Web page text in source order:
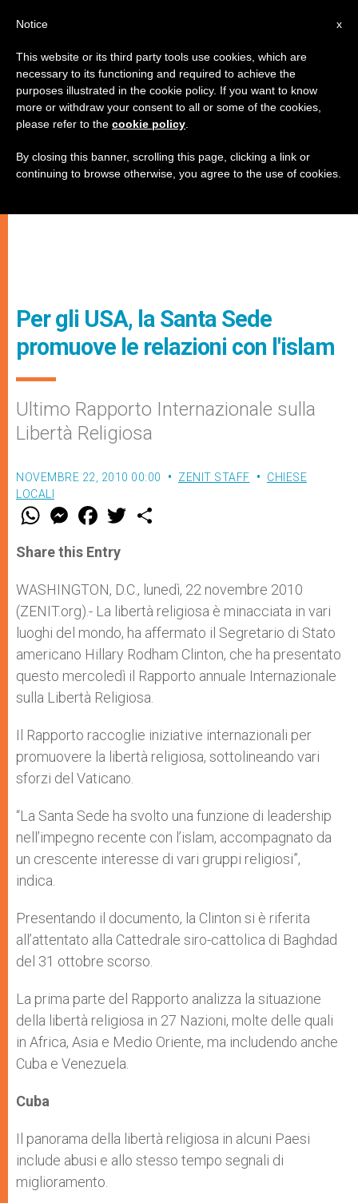
Per gli USA, la Santa Sede
promuove le relazioni con l'islam
Ultimo Rapporto Internazionale sulla
Libertà Religiosa
NOVEMBRE 22, 2010 00:00 ZENIT STAFF
CHIESE
LOCALI
W
t
s
p
p
M
e
s
e
g
e
r
F
a
e
b
o
k
w
r
Share this Entry
WASHINGTON, D.C., lunedì, 22 novembre 2010
(ZENIT.org).- La libertà religiosa è minacciata in vari
luoghi del mondo, ha affermato il Segretario di Stato
americano Hillary Rodham Clinton, che ha presentato
questo mercoledì il Rapporto annuale Internazionale
sulla Libertà Religiosa.
Il Rapporto raccoglie iniziative internazionali per
promuovere la libertà religiosa, sottolineando vari
sforzi del Vaticano.
“La Santa Sede ha svolto una funzione di leadership
nell’impegno recente con l’islam, accompagnato da
un crescente interesse di vari gruppi religiosi”,
indica.
Presentando il documento, la Clinton si è riferita
all’attentato alla Cattedrale siro-cattolica di Baghdad
del 31 ottobre scorso.
La prima parte del Rapporto analizza la situazione
della libertà religiosa in 27 Nazioni, molte delle quali
in Africa, Asia e Medio Oriente, ma includendo anche
Cuba e Venezuela.
Cuba
Il panorama della libertà religiosa in alcuni Paesi
include abusi e allo stesso tempo segnali di
miglioramento.
x
Notice
This website or its third party tools use cookies, which are
necessary to its functioning and required to achieve the
purposes illustrated in the cookie policy. If you want to know
more or withdraw your consent to all or some of the cookies,
please refer to the cookie policy
By closing this banner, scrolling this page, clicking a link or
continuing to browse otherwise, you agree to the use of cookies.